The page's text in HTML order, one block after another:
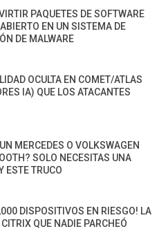
PAQUETES DE SOFTWARE
EN UN SISTEMA DE
DE MALWARE
OCULTA EN COMET/ATLAS
IA) QUE LOS ATACANTES
MERCEDES O VOLKSWAGEN
SOLO NECESITAS UNA
ESTE TRUCO
DISPOSITIVOS EN RIESGO! LA
QUE NADIE PARCHEÓ